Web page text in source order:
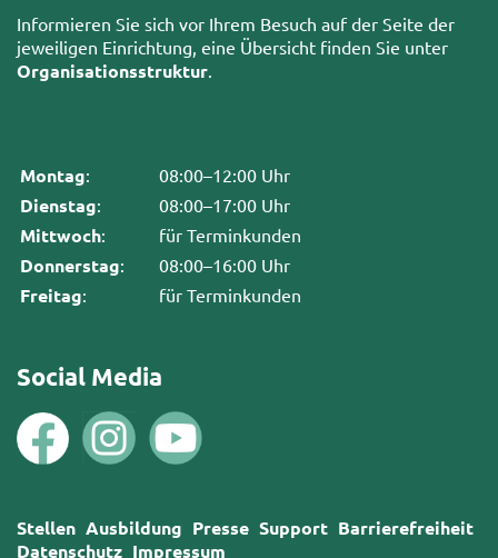
Informieren Sie sich vor Ihrem Besuch auf der Seite der
jeweiligen Einrichtung, eine Übersicht finden Sie unter
Organisationsstruktur.
Montag: 08:00–12:00 Uhr
Dienstag: 08:00–17:00 Uhr
Mittwoch: für Terminkunden
Donnerstag: 08:00–16:00 Uhr
Freitag: für Terminkunden
Social Media
Stellen Ausbildung Presse Support Barrierefreiheit
Datenschutz Impressum